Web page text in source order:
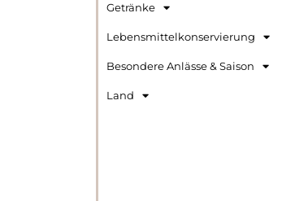
Getränke
Lebensmittelkonservierung
Besondere Anlässe & Saison
Land